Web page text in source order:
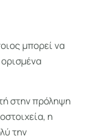
μπορεί να
στην πρόληψη
η
την